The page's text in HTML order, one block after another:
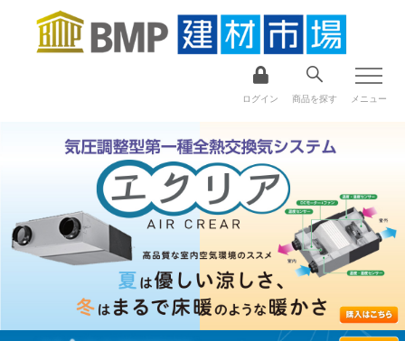
ログイン 商品を探す メニュー